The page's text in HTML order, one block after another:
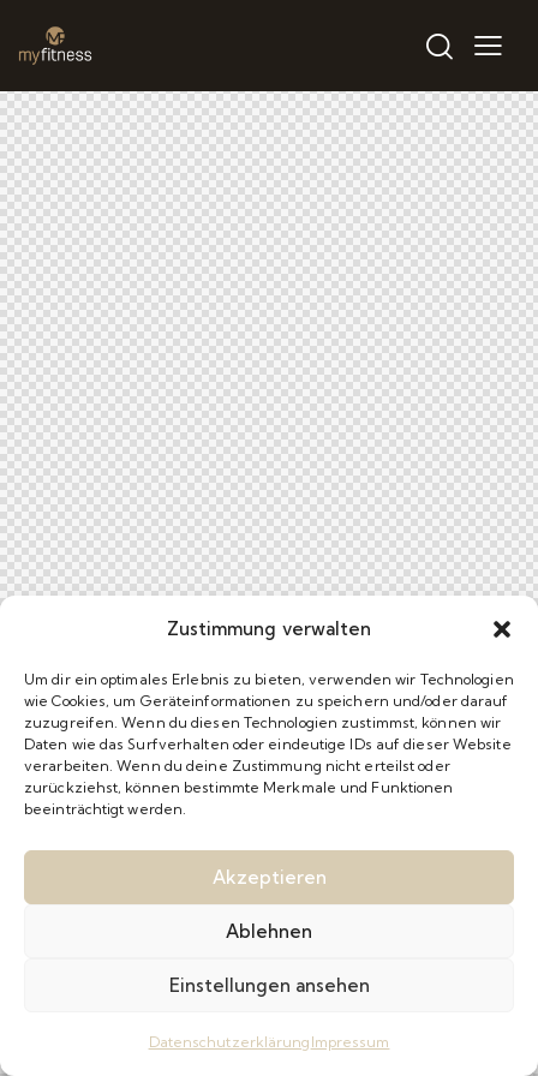
Zustimmung verwalten
Um dir ein optimales Erlebnis zu bieten, verwenden wir Technologien
wie Cookies, um Geräteinformationen zu speichern und/oder darauf
zuzugreifen. Wenn du diesen Technologien zustimmst, können wir
Daten wie das Surfverhalten oder eindeutige IDs auf dieser Website
verarbeiten. Wenn du deine Zustimmung nicht erteilst oder
zurückziehst, können bestimmte Merkmale und Funktionen
beeinträchtigt werden.
Akzeptieren
Ablehnen
Einstellungen ansehen
Datenschutzerklärung Impressum